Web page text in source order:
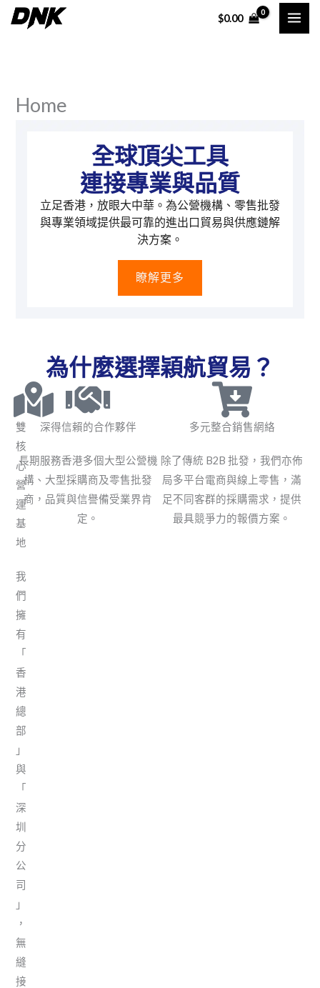
Skip
$0.00
Home
全球頂尖工具
連接專業與品質
立足香港，放眼大中華。為公營機構、零售批發
與專業領域提供最可靠的進出口貿易與供應鏈解
決方案。
瞭解更多
為什麼選擇穎航貿易？
雙
核
心
營
運
基
地
我
們
擁
有
「
香
港
總
部
」
與
「
深
圳
分
公
司
」
，
無
縫
接
深得信賴的合作夥伴
長期服務香港多個大型公營機
構、大型採購商及零售批發
商，品質與信譽備受業界肯
定。
多元整合銷售網絡
除了傳統 B2B 批發，我們亦佈
局多平台電商與線上零售，滿
足不同客群的採購需求，提供
最具競爭力的報價方案。